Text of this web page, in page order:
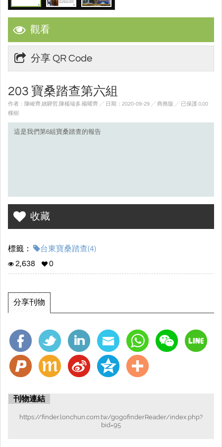
觀看
分享 QR Code
203 寶桑踏查第六組
作者：陳峻齊.姚驊哲.陳楊瑞多.楊曜齊 ╱ 日期：2020-09-29 ╱ 商務版 ╱ 已保護 0.00
棵樹
這是我們第6組寶桑踏查的報告
收藏
標籤：
台東寶桑踏查(4)
2,638
0
分享刊物
刊物連結
https://finder.lonchun.com.tw/gogofinderReader/index.php?
bid=95